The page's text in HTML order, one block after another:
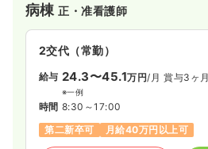
宅医療を強化し、病床数の半数以上
しています。今後益々、地域の医療
して期待が高まっています。
病棟正・准看護師
2交代（常勤）
給与 24.3〜45.1万円/月 賞与3ヶ月
※一例
時間 8:30～17:00
第二新卒可
月給40万円以上可